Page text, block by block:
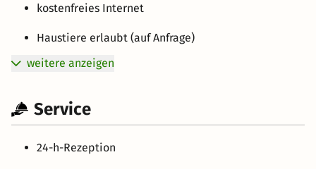
kostenfreies Internet
Haustiere erlaubt (auf Anfrage)
weitere anzeigen
Service
24-h-Rezeption